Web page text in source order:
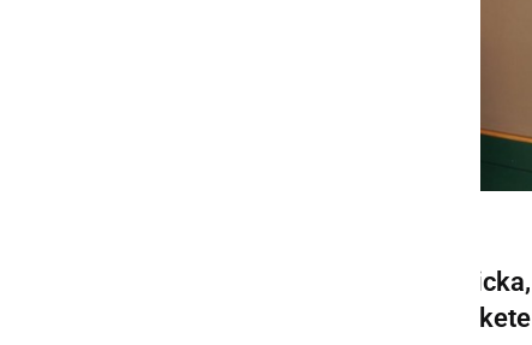
Županja sprejela Toneta Ficka,
prejemnika Bloudkove plakete